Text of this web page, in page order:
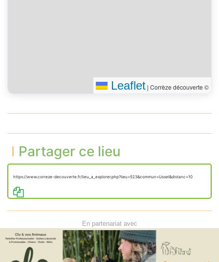
Leaflet | Corrèze découverte ©
Partager ce lieu
https://www.correze-decouverte.fr/lieu_a_explorer.php?lieu=523&commun=Ussel&distanc=10
En partenariat avec